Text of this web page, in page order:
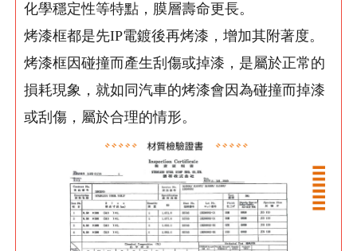
化學穩定性等特點，膜層壽命更長。
烤漆框都是先IP電鍍後再烤漆，增加其附著度。
烤漆框因碰撞而產生刮傷或掉漆，是屬於正常的
損耗現象，就如同汽車的烤漆會因為碰撞而掉漆
或刮傷，屬於合理的情形。